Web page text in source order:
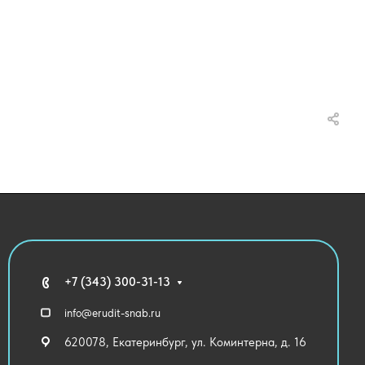
+7 (343) 300-31-13
info@erudit-snab.ru
620078, Екатеринбург, ул. Коминтерна, д. 16